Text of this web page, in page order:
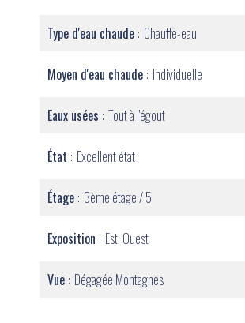
Type d'eau chaude Chauffe-eau
Moyen d'eau chaude Individuelle
Eaux usées Tout à l'égout
État Excellent état
Étage 3ème étage / 5
Exposition Est, Ouest
Vue Dégagée Montagnes